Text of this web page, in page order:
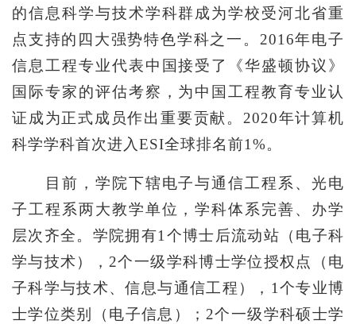
的信息科学与技术学科群成为学校受河北省重
点支持的四大强势特色学科之一。2016年电子
信息工程专业代表中国接受了《华盛顿协议》
国际专家的评估考察，为中国工程教育专业认
证成为正式成员作出重要贡献。2020年计算机
科学学科首次进入ESI全球排名前1%。
目前，学院下辖电子与通信工程系、光电
子工程系两大教学单位，学科体系完善、办学
层次齐全。学院拥有1个博士后流动站（电子科
学与技术），2个一级学科博士学位授权点（电
子科学与技术、信息与通信工程），1个专业博
士学位类别（电子信息）；2个一级学科硕士学